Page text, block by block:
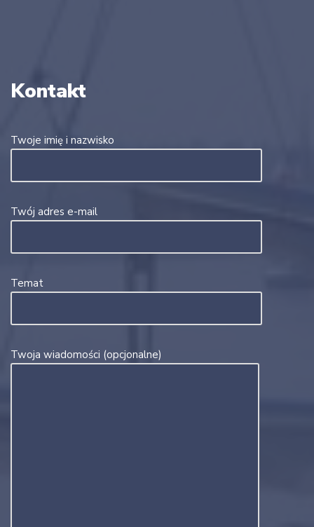
Kontakt
Twoje imię i nazwisko
Twój adres e-mail
Temat
Twoja wiadomości (opcjonalne)